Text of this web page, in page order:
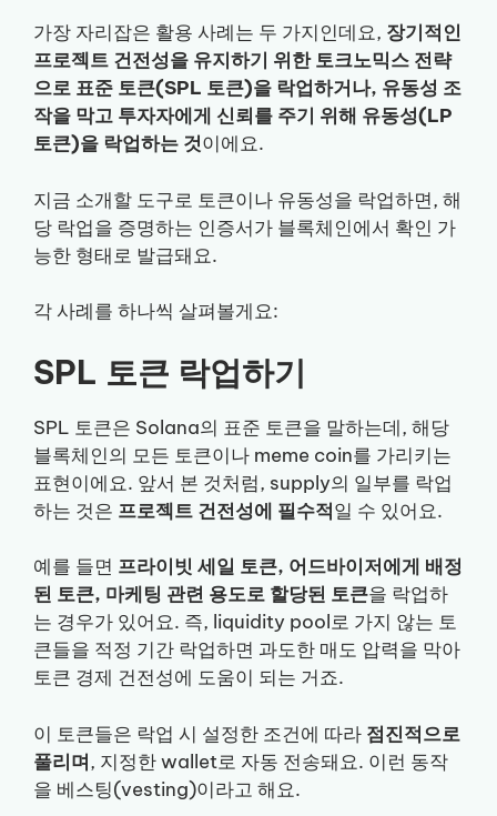
가장 자리잡은 활용 사례는 두 가지인데요, 장기적인
프로젝트 건전성을 유지하기 위한 토크노믹스 전략
으로 표준 토큰(SPL 토큰)을 락업하거나, 유동성 조
작을 막고 투자자에게 신뢰를 주기 위해 유동성(LP
토큰)을 락업하는 것이에요.
지금 소개할 도구로 토큰이나 유동성을 락업하면, 해
당 락업을 증명하는 인증서가 블록체인에서 확인 가
능한 형태로 발급돼요.
각 사례를 하나씩 살펴볼게요:
SPL 토큰 락업하기
SPL 토큰은 Solana의 표준 토큰을 말하는데, 해당
블록체인의 모든 토큰이나 meme coin를 가리키는
표현이에요. 앞서 본 것처럼, supply의 일부를 락업
하는 것은 프로젝트 건전성에 필수적일 수 있어요.
예를 들면 프라이빗 세일 토큰, 어드바이저에게 배정
된 토큰, 마케팅 관련 용도로 할당된 토큰을 락업하
는 경우가 있어요. 즉, liquidity pool로 가지 않는 토
큰들을 적정 기간 락업하면 과도한 매도 압력을 막아
토큰 경제 건전성에 도움이 되는 거죠.
이 토큰들은 락업 시 설정한 조건에 따라 점진적으로
풀리며, 지정한 wallet로 자동 전송돼요. 이런 동작
을 베스팅(vesting)이라고 해요.